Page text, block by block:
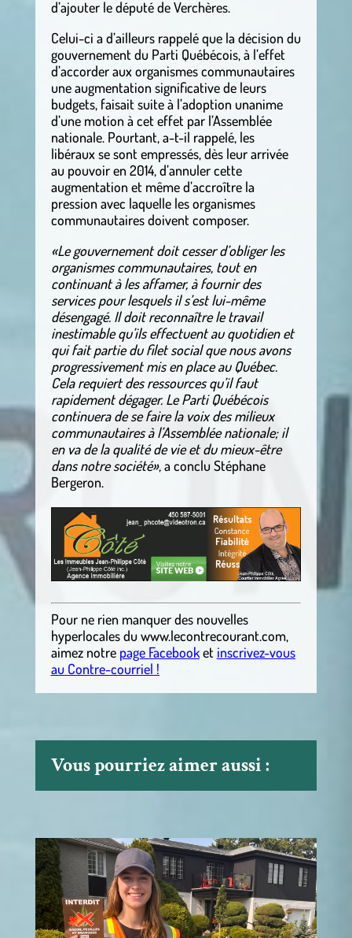
d’ajouter le député de Verchères.
Celui-ci a d’ailleurs rappelé que la décision du
gouvernement du Parti Québécois, à l’effet
d’accorder aux organismes communautaires
une augmentation significative de leurs
budgets, faisait suite à l’adoption unanime
d’une motion à cet effet par l’Assemblée
nationale. Pourtant, a-t-il rappelé, les
libéraux se sont empressés, dès leur arrivée
au pouvoir en 2014, d’annuler cette
augmentation et même d’accroître la
pression avec laquelle les organismes
communautaires doivent composer.
«Le gouvernement doit cesser d’obliger les
organismes communautaires, tout en
continuant à les affamer, à fournir des
services pour lesquels il s’est lui-même
désengagé. Il doit reconnaître le travail
inestimable qu’ils effectuent au quotidien et
qui fait partie du filet social que nous avons
progressivement mis en place au Québec.
Cela requiert des ressources qu’il faut
rapidement dégager. Le Parti Québécois
continuera de se faire la voix des milieux
communautaires à l’Assemblée nationale; il
en va de la qualité de vie et du mieux-être
dans notre société», a conclu Stéphane
Bergeron.
Pour ne rien manquer des nouvelles
hyperlocales du www.lecontrecourant.com,
aimez notre page Facebooket inscrivez-vous
au Contre-courriel !
Vous pourriez aimer aussi :